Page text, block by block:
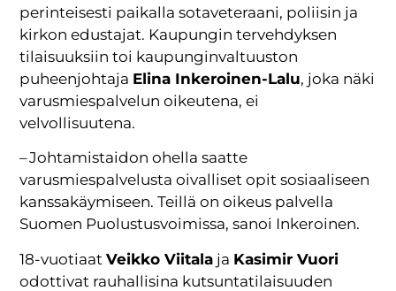
perinteisesti paikalla sotaveteraani, poliisin ja
kirkon edustajat. Kaupungin tervehdyksen
tilaisuuksiin toi kaupunginvaltuuston
puheenjohtaja Elina Inkeroinen-Lalu, joka näki
varusmiespalvelun oikeutena, ei
velvollisuutena.
– Johtamistaidon ohella saatte
varusmiespalvelusta oivalliset opit sosiaaliseen
kanssakäymiseen. Teillä on oikeus palvella
Suomen Puolustusvoimissa, sanoi Inkeroinen.
18-vuotiaatVeikko Viitala ja Kasimir Vuori
odottivat rauhallisina kutsuntatilaisuuden